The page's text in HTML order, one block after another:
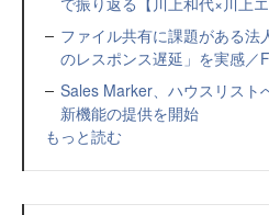
ファイル共有に課題がある法
のレスポンス遅延」を実感／
Sales Marker、ハウスリスト
新機能の提供を開始
もっと読む